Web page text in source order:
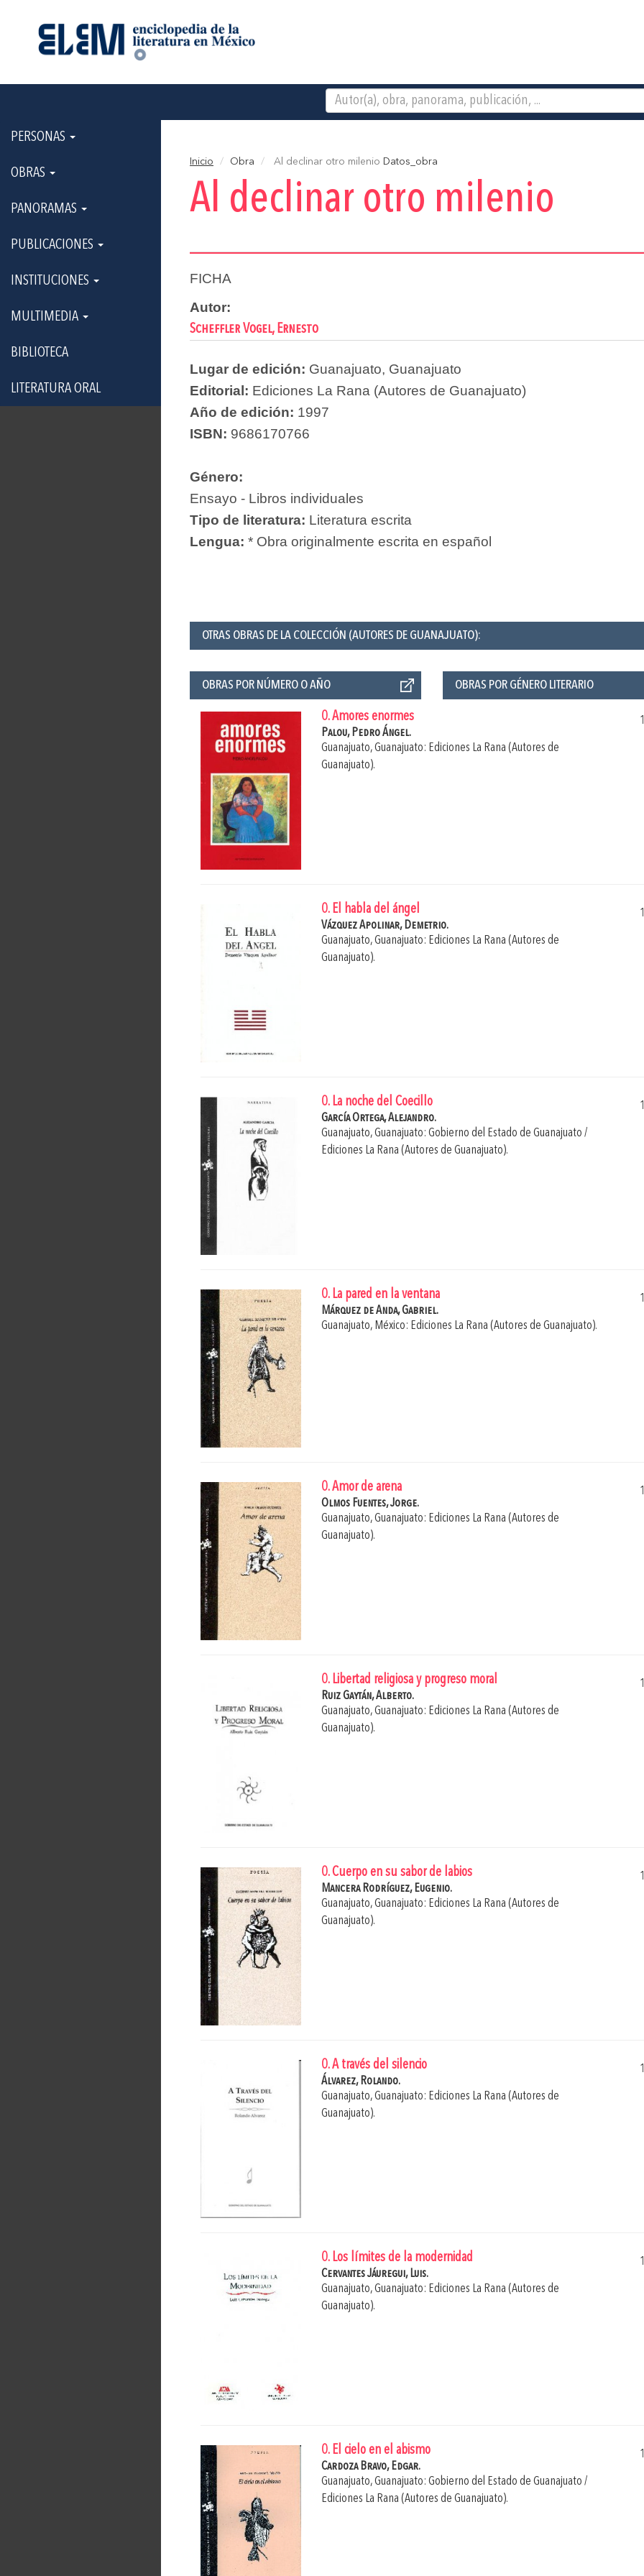
PERSONAS
OBRAS
PANORAMAS
PUBLICACIONES
INSTITUCIONES
MULTIMEDIA
BIBLIOTECA
LITERATURA ORAL
Inicio Obra Al declinar otro milenio Datos_obra
Al declinar otro milenio
FICHA
Autor:
Scheffler Vogel, Ernesto
Lugar de edición: Guanajuato, Guanajuato
Editorial: Ediciones La Rana (Autores de Guanajuato)
Año de edición: 1997
ISBN: 9686170766
Género:
Ensayo - Libros individuales
Tipo de literatura: Literatura escrita
Lengua: * Obra originalmente escrita en español
OTRAS OBRAS DE LA COLECCIÓN (AUTORES DE GUANAJUATO):
OBRAS POR NÚMERO O AÑO OBRAS POR GÉNERO LITERARIO
0. Amores enormes
Palou, Pedro Ángel.
Guanajuato, Guanajuato: Ediciones La Rana (Autores de
Guanajuato).
0. El habla del ángel
Vázquez Apolinar, Demetrio.
Guanajuato, Guanajuato: Ediciones La Rana (Autores de
Guanajuato).
0. La noche del Coecillo
García Ortega, Alejandro.
Guanajuato, Guanajuato: Gobierno del Estado de Guanajuato /
Ediciones La Rana (Autores de Guanajuato).
0. La pared en la ventana
Márquez de Anda, Gabriel.
Guanajuato, México: Ediciones La Rana (Autores de Guanajuato).
0. Amor de arena
Olmos Fuentes, Jorge.
Guanajuato, Guanajuato: Ediciones La Rana (Autores de
Guanajuato).
0. Libertad religiosa y progreso moral
Ruiz Gaytán, Alberto.
Guanajuato, Guanajuato: Ediciones La Rana (Autores de
Guanajuato).
0. Cuerpo en su sabor de labios
Mancera Rodríguez, Eugenio.
Guanajuato, Guanajuato: Ediciones La Rana (Autores de
Guanajuato).
0. A través del silencio
Álvarez, Rolando.
Guanajuato, Guanajuato: Ediciones La Rana (Autores de
Guanajuato).
0. Los límites de la modernidad
Cervantes Jáuregui, Luis.
Guanajuato, Guanajuato: Ediciones La Rana (Autores de
Guanajuato).
0. El cielo en el abismo
Cardoza Bravo, Edgar.
Guanajuato, Guanajuato: Gobierno del Estado de Guanajuato /
Ediciones La Rana (Autores de Guanajuato).